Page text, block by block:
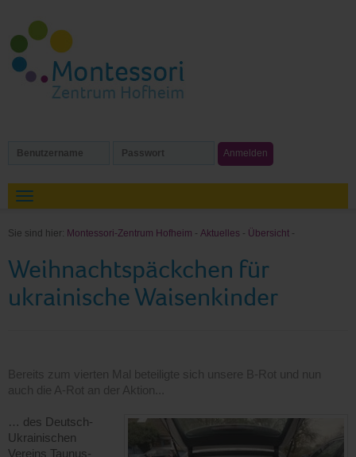
Sie sind hier: Montessori-Zentrum Hofheim - Aktuelles - Übersicht -
Weihnachtspäckchen für
ukrainische Waisenkinder
Bereits zum vierten Mal beteiligte sich unsere B-Rot und nun
auch die A-Rot an der Aktion...
… des Deutsch-
Ukrainischen
Vereins Taunus-